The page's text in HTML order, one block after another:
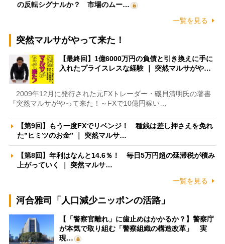
の反転シグナルか？ 市場のムー…
一覧を見る
突然マルサがやって来た！
【最終回】1億6000万円の負債と引き換えに手に
入れたプライスレスな経験 ｜ 突然マルサがや…
2009年12月に発行された元FXトレーダー・磯貝清明氏の著書
『突然マルサがやって来た！～FXで10億円稼い…
【第9回】もう一度FXでリベンジ！ 種銭は差し押さえを免れ
た”ヒミツのお金” ｜ 突然マルサ…
【第8回】年利はなんと14.6％！ 毎日5万円超の延滞税が積み
上がっていく ｜ 突然マルサ…
一覧を見る
河合雅司「人口減少ニッポンの活路」
【「警察官離れ」に歯止めはかかるか？】警察庁
が本気で取り組む「警察組織の構造改革」 実
現…